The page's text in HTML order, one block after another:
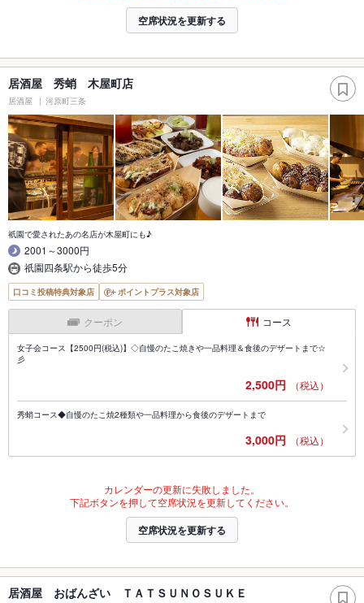
空席状況を更新する
居酒屋 秀蛸 木屋町店
居酒屋 河原町三条
祇園で愛されたあの名店が木屋町にも♪
2001～3000円
祇園四条駅から徒歩5分
口コミ投稿特典対象店 ポイントプラス対象店
クーポン コース
女子会コース【2500円(税込)】◇自慢のたこ焼きや一品料理＆食後のデザートまで☆
彡
2,500円 （税込）
秀蛸コース◆自慢のたこ焼2種類や一品料理から食後のデザートまで
3,000円 （税込）
カレンダーの更新に失敗しました。
下記ボタンを押して空席状況を更新してください。
空席状況を更新する
居酒屋 おばんざい ＴＡＴＳＵＮＯＳＵＫＥ